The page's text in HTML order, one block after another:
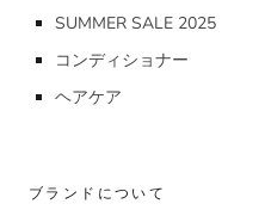
SUMMER SALE 2025
コンディショナー
ヘアケア
ブランドについて